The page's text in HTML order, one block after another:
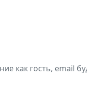
как гость, email